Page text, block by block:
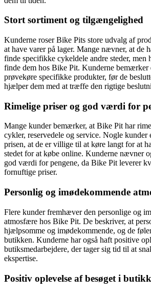
Stort sortiment og tilgængelighed
Kunderne roser Bike Pits store udvalg af
at have varer på lager. Mange nævner, at de
finde specifikke cykeldele andre steder, men
finde dem hos Bike Pit. Kunderne bemærker
prøvekøre specifikke produkter, før de
hjælper dem med at træffe den rigtige
Rimelige priser og god værdi for
Mange kunder bemærker, at Bike Pit har
cykler, reservedele og service. Nogle kunder
prisen, at de er villige til at køre langt for at
stedet for at købe online. Kunderne nævner
god værdi for pengene, da Bike Pit leverer
fornuftige priser.
Personlig og imødekommende
Flere kunder fremhæver den personlige og
atmosfære hos Bike Pit. De beskriver, at
hjælpsomme og imødekommende, og de
butikken. Kunderne har også haft positive
butiksmedarbejdere, der tager sig tid til at
ekspertise.
Positiv oplevelse af besøget i